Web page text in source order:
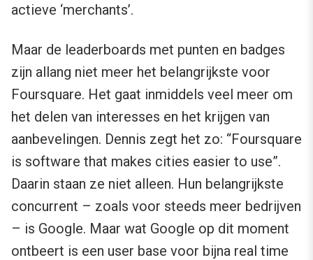
actieve ‘merchants’.
Maar de leaderboards met punten en badges
zijn allang niet meer het belangrijkste voor
Foursquare. Het gaat inmiddels veel meer om
het delen van interesses en het krijgen van
aanbevelingen. Dennis zegt het zo: “Foursquare
is software that makes cities easier to use”.
Daarin staan ze niet alleen. Hun belangrijkste
concurrent – zoals voor steeds meer bedrijven
– is Google. Maar wat Google op dit moment
ontbeert is een user base voor bijna real time